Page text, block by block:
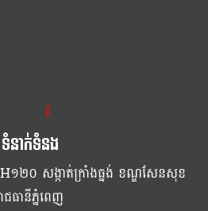
ខ្លឹម ខ្លី រហ័ស
ទំនាក់ទំនង
១២០ សង្កាត់ក្រាំងធ្នង់ ខណ្ឌសែនសុខ
ជធានីភ្នំពេញ